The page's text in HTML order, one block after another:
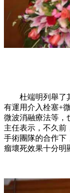
深
杜端明列舉了其
有運用介入栓塞+
微波消融療法等，
主任表示，不久前
手術團隊的合作下
瘤壞死效果十分明